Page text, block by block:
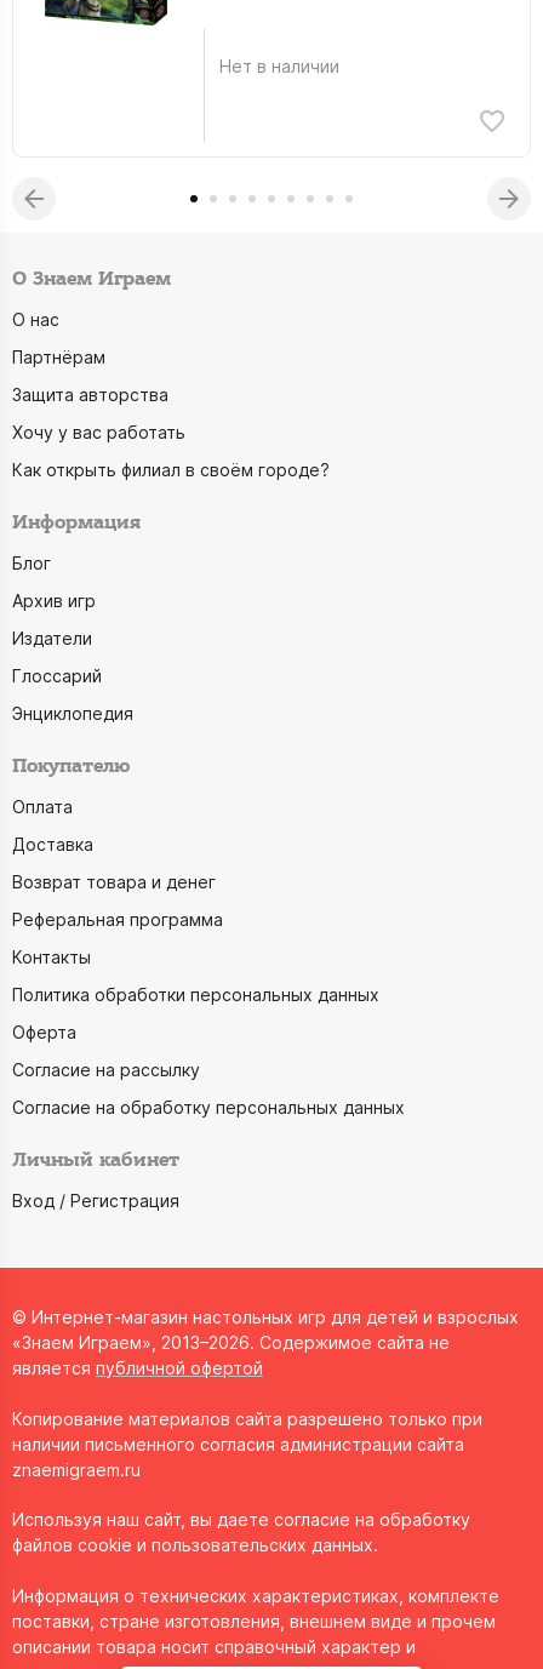
Нет в наличии
О Знаем Играем
О нас
Партнёрам
Защита авторства
Хочу у вас работать
Как открыть филиал в своём городе?
Информация
Блог
Архив игр
Издатели
Глоссарий
Энциклопедия
Покупателю
Оплата
Доставка
Возврат товара и денег
Реферальная программа
Контакты
Политика обработки персональных данных
Оферта
Согласие на рассылку
Согласие на обработку персональных данных
Личный кабинет
Вход / Регистрация
© Интернет-магазин настольных игр для детей и взрослых
«Знаем Играем», 2013–2026. Содержимое сайта не
является публичной офертой
Копирование материалов сайта разрешено только при
наличии письменного согласия администрации сайта
znaemigraem.ru
Используя наш сайт, вы даете согласие на обработку
файлов cookie и пользовательских данных.
Информация о технических характеристиках, комплекте
поставки, стране изготовления, внешнем виде и прочем
описании товара носит справочный характер и